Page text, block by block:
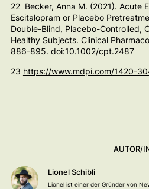
AUTOR/
Lionel Schibli
Lionel ist einer der Gründer von
22 Becker, Anna M. (2021). Acute
Escitalopram or Placebo
Double-Blind, Placebo-Controlled,
Healthy Subjects. Clinical
886-895. doi:10.1002/cpt.2487
23 https://www.mdpi.com/1420-